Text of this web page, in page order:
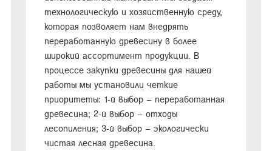
технологическую и хозяйственную среду,
которая позволяет нам внедрять
переработанную древесину в более
широкий ассортимент продукции. В
процессе закупки древесины для нашей
работы мы установили четкие
приоритеты: 1-й выбор – переработанная
древесина; 2-й выбор – отходы
лесопиления; 3-й выбор – экологически
чистая лесная древесина.